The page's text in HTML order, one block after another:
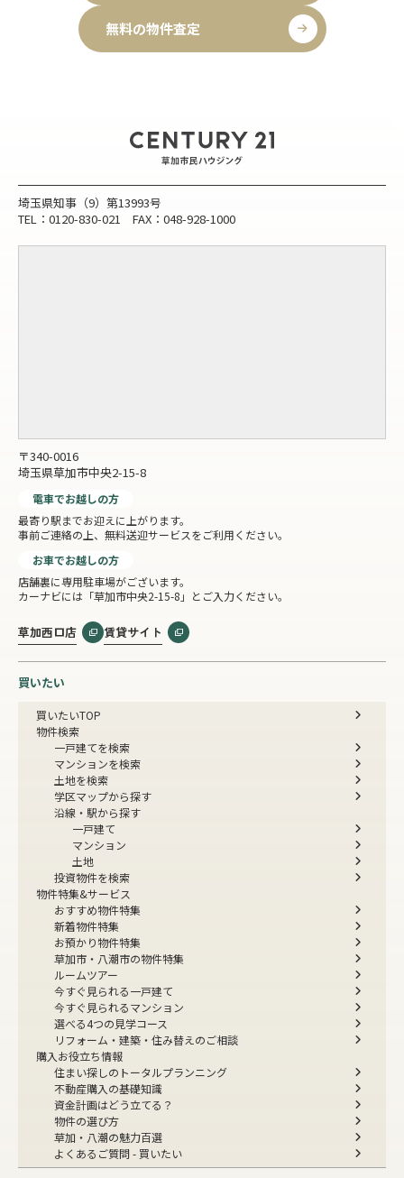
無料の物件査定
埼玉県知事（9）第13993号
TEL：0120-830-021 FAX：048-928-1000
〒340-0016
埼玉県草加市中央2-15-8
電車でお越しの方
最寄り駅までお迎えに上がります。
事前ご連絡の上、無料送迎サービスをご利用ください。
お車でお越しの方
店舗裏に専用駐車場がございます。
カーナビには「草加市中央2-15-8」とご入力ください。
草加西口店 賃貸サイト
買いたい
買いたいTOP
物件検索
一戸建てを検索
マンションを検索
土地を検索
学区マップから探す
沿線・駅から探す
一戸建て
マンション
土地
投資物件を検索
物件特集&サービス
おすすめ物件特集
新着物件特集
お預かり物件特集
草加市・八潮市の物件特集
ルームツアー
今すぐ見られる一戸建て
今すぐ見られるマンション
選べる4つの見学コース
リフォーム・建築・住み替えのご相談
購入お役立ち情報
住まい探しのトータルプランニング
不動産購入の基礎知識
資金計画はどう立てる？
物件の選び方
草加・八潮の魅力百選
よくあるご質問 - 買いたい